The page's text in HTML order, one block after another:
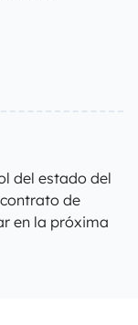
del estado del
de
en la próxima